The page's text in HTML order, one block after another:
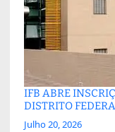
IFB ABRE
DISTRITO
Julho 20, 2026